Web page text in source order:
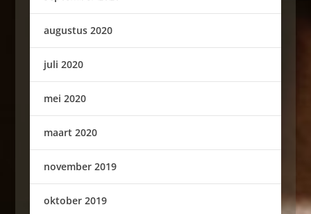
augustus 2020
juli 2020
mei 2020
maart 2020
november 2019
oktober 2019